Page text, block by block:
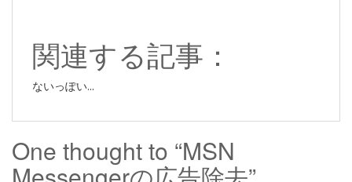
関連する記事：
ないっぽい...
One thought to “MSN